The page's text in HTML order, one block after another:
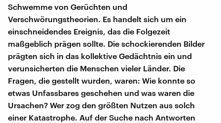
Schwemme von Gerüchten und
Verschwörungstheorien. Es handelt sich um ein
einschneidendes Ereignis, das die Folgezeit
maßgeblich prägen sollte. Die schockierenden Bilder
prägten sich in das kollektive Gedächtnis ein und
verunsicherten die Menschen vieler Länder. Die
Fragen, die gestellt wurden, waren: Wie konnte so
etwas Unfassbares geschehen und was waren die
Ursachen? Wer zog den größten Nutzen aus solch
einer Katastrophe. Auf der Suche nach Antworten